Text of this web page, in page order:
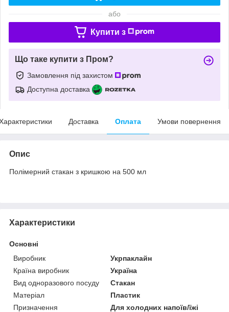
або
Купити з
Що таке купити з Пром?
Замовлення під захистом
Доступна доставка
Доставка Оплата Умови повернення
Опис
Полімерний стакан з кришкою на 500 мл
Характеристики
Основні
Виробник
Укрпаклайн
Країна виробник
Україна
Вид одноразового посуду
Стакан
Матеріал
Пластик
Призначення
Для холодних напоїв/їжі